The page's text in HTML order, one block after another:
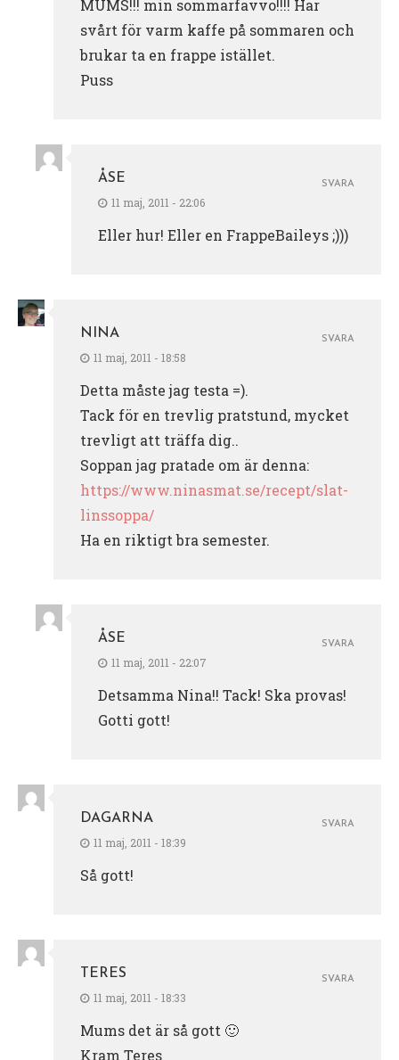
MUMS!!! min sommarfavvo!!!! Har
svårt för varm kaffe på sommaren och
brukar ta en frappe istället.
Puss
ÅSE
11 maj, 2011 - 22:06
Eller hur! Eller en FrappeBaileys ;)))
SVARA
NINA
11 maj, 2011 - 18:58
Detta måste jag testa =).
Tack för en trevlig pratstund, mycket
trevligt att träffa dig..
Soppan jag pratade om är denna:
https://www.ninasmat.se/recept/slat-
linssoppa/
Ha en riktigt bra semester.
SVARA
ÅSE
11 maj, 2011 - 22:07
Detsamma Nina!! Tack! Ska provas!
Gotti gott!
SVARA
DAGARNA
11 maj, 2011 - 18:39
Så gott!
SVARA
TERES
11 maj, 2011 - 18:33
Mums det är så gott 🙂
Kram Teres
SVARA